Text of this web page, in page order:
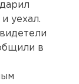
уехал.
в